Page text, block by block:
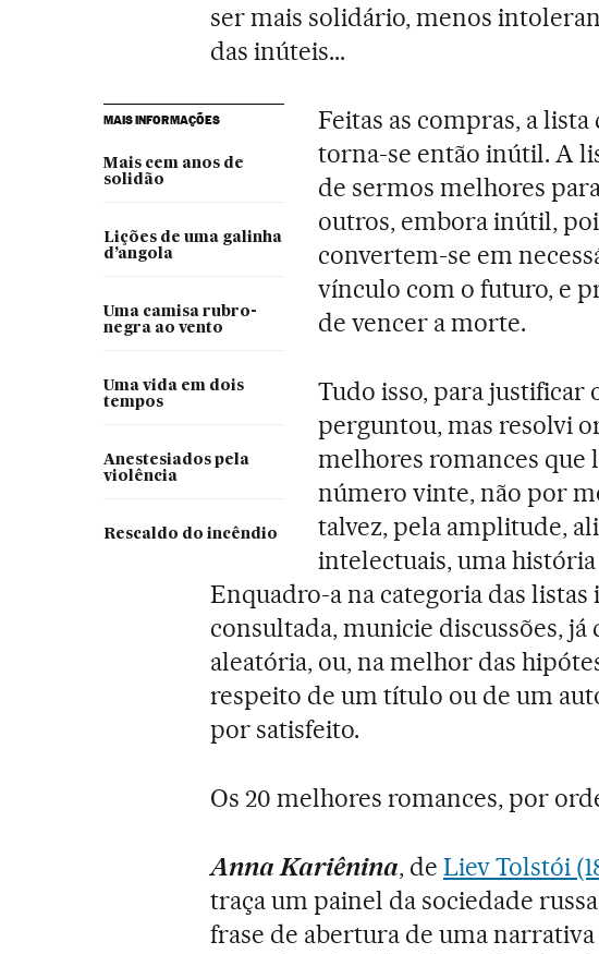
ser mais solidário, menos
das inúteis...
MAIS INFORMAÇÕES
Mais cem anos de
solidão
Lições de uma galinha
d’angola
Uma camisa rubro-
negra ao vento
Uma vida em dois
tempos
Anestesiados pela
violência
Rescaldo do incêndio
Feitas as compras, a
torna-se então inútil. A
de sermos melhores
outros, embora inútil,
convertem-se em
vínculo com o futuro, e
de vencer a morte.
Tudo isso, para justificar
perguntou, mas resolvi
melhores romances que
número vinte, não por
talvez, pela amplitude,
intelectuais, uma
Enquadro-a na categoria das listas
consultada, municie discussões, já
aleatória, ou, na melhor das
respeito de um título ou de um
por satisfeito.
Os 20 melhores romances, por
Anna Kariênina, de Liev Tolstói
traça um painel da sociedade
frase de abertura de uma